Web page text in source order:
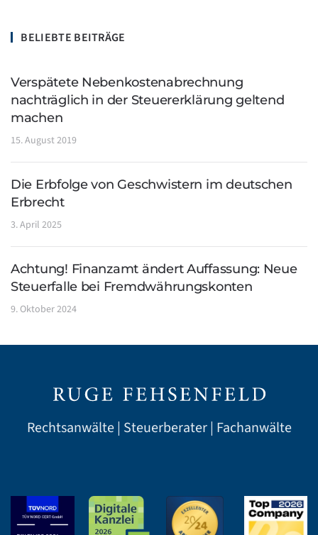
BELIEBTE BEITRÄGE
Verspätete Nebenkostenabrechnung
nachträglich in der Steuererklärung geltend
machen
15. August 2019
Die Erbfolge von Geschwistern im deutschen
Erbrecht
3. April 2025
Achtung! Finanzamt ändert Auffassung: Neue
Steuerfalle bei Fremdwährungskonten
9. Oktober 2024
Rechtsanwälte | Steuerberater | Fachanwälte